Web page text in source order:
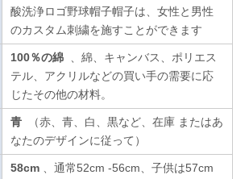
酸洗浄ロゴ野球帽子帽子は、女性と男性
のカスタム刺繍を施すことができます
100％の綿
、綿、キャンバス、ポリエス
テル、アクリルなどの買い手の需要に応
じたその他の材料。
青 （赤、青、白、黒など、在庫 またはあ
なたのデザインに従って ）
58cm
、通常52cm -56cm、子供は57cm